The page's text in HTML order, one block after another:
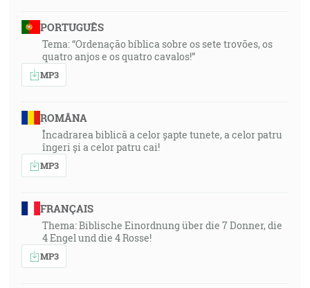
PORTUGUÊS
Tema: “Ordenação bíblica sobre os sete trovões, os
quatro anjos e os quatro cavalos!”
MP3
ROMÂNA
Încadrarea biblică a celor șapte tunete, a celor patru
îngeri și a celor patru cai!
MP3
FRANÇAIS
Thema: Biblische Einordnung über die 7 Donner, die
4 Engel und die 4 Rosse!
MP3